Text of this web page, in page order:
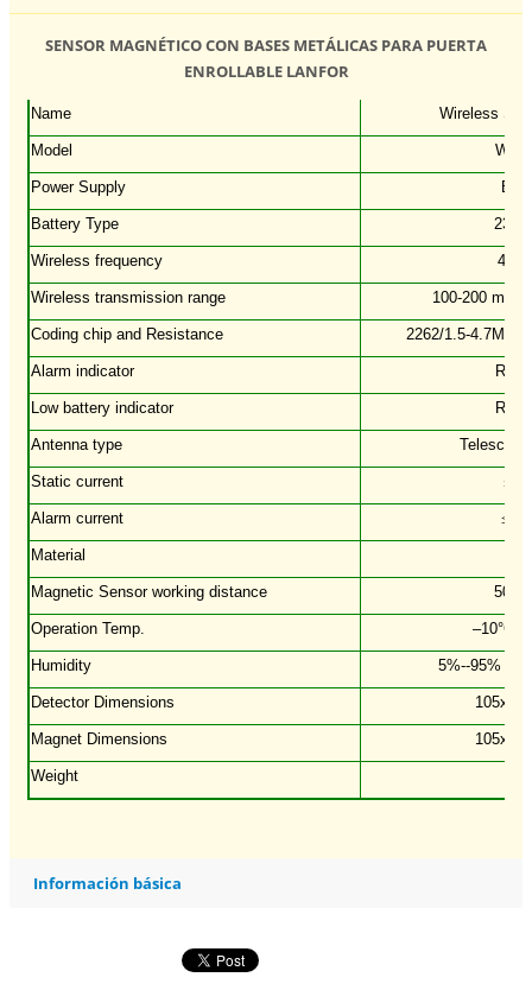
SENSOR MAGNÉTICO CON BASES METÁLICAS PARA PUERTA
ENROLLABLE LANFOR
Name Wireless
Model
Power Supply
Battery Type 23A
Wireless frequency
Wireless transmission range 100-200
Coding chip and Resistance 2262/1.5-4.7MΩ
Alarm indicator Red
Low battery indicator Red
Antenna type
Static current ≤
Alarm current ≤
Material
Magnetic Sensor working distance 50-
Operation Temp. –10°C
Humidity 5%--95%
Detector Dimensions
Magnet Dimensions
Weight
Información básica